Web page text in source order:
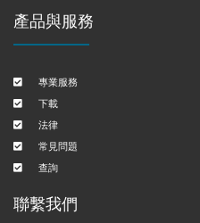
產品與服務
專業服務
下載
法律
常見問題
查詢
聯繫我們